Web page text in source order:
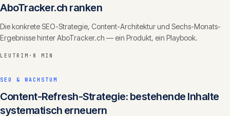
AboTracker.ch ranken
Die konkrete SEO-Strategie, Content-Architektur und Sechs-Monats-
Ergebnisse hinter AboTracker.ch — ein Produkt, ein Playbook.
LEUTRIM · 8 MIN
SEO & WACHSTUM
Content-Refresh-Strategie: bestehende Inhalte
systematisch erneuern